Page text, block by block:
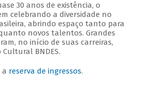
30 anos de existência, o
celebrando a diversidade no
abrindo espaço tanto para
novos talentos. Grandes
no início de suas carreiras,
BNDES.
a reserva de ingressos.